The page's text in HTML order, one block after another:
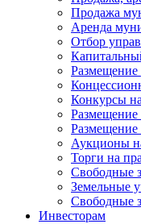
Продажа
Аренда
Отбор
Размещение
Конкурсы
Размещение
Размещение
Аукционы
Торги на
Свободные
Земельные
Свободные
Инвесторам